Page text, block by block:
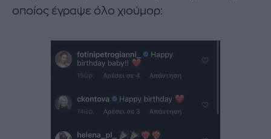
οποίος έγραψε όλο χιούμορ: